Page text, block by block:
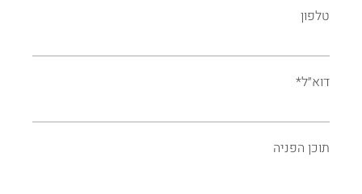
טלפון
דוא״ל*
תוכן הפניה